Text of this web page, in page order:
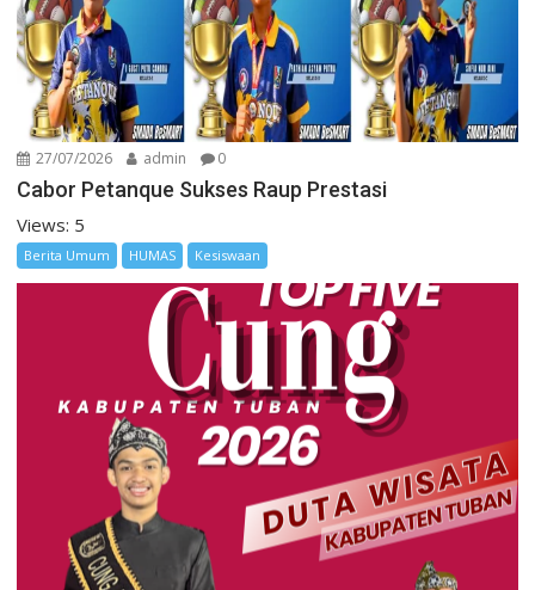
27/07/2026 admin 0
Cabor Petanque Sukses Raup Prestasi
Views: 5
Berita Umum HUMAS Kesiswaan